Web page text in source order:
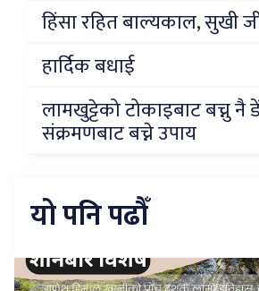
हिंसा रहित बाल्यकाल, सुखी
हार्दिक बधाई
लामखुट्टेको टोकाइबाट बच्नु नै
संक्रमणबाट बच्ने उपाय
यो पनि पढौँ